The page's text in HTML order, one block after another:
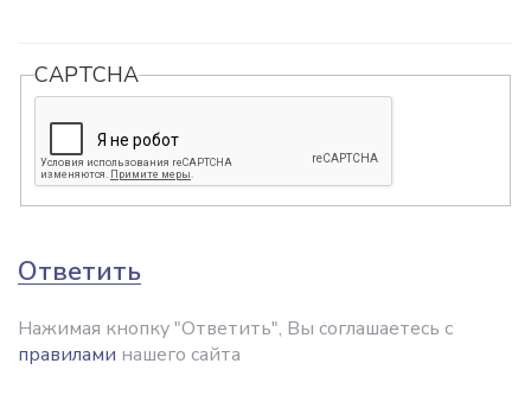
CAPTCHA
Ответить
Нажимая кнопку "Ответить", Вы соглашаетесь с
правилами нашего сайта